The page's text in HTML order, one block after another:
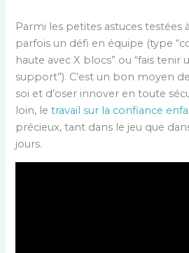
Parmi les petites astuces testées
parfois un défi en équipe (type
haute avec X blocs” ou “fais tenir
support”). C’est un bon moyen
soi et d’oser innover en toute
loin, letravail sur la confiance
précieux, tant dans le jeu que
jours.